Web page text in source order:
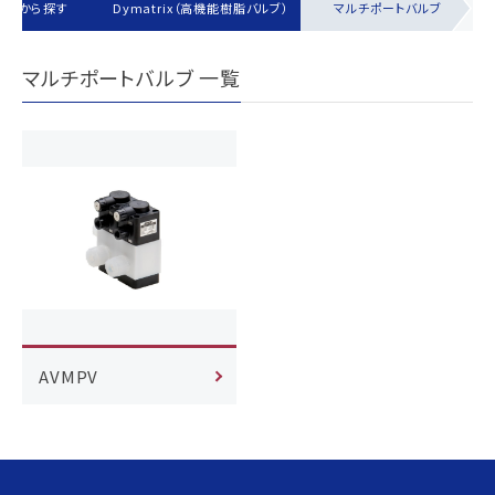
群から探す Dymatrix（高機能樹脂バルブ） マルチポートバルブ
マルチポートバルブ 一覧
AVMPV